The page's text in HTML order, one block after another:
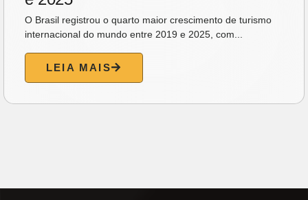
O Brasil registrou o quarto maior crescimento de turismo
internacional do mundo entre 2019 e 2025, com...
LEIA MAIS